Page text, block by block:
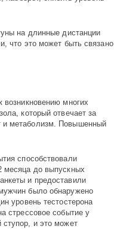
на длинные дистанции
что это может быть связано
возникновению многих
который отвечает за
и метаболизм. Повышенный
способствовали
месяца до выпускных
и предоставили
было обнаружено
уровень тестостерона
стрессовое событие у
ступор, и это может